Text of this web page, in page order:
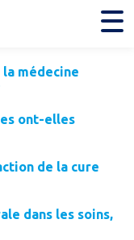
médecine
ont-elles
de la cure
dans les soins,